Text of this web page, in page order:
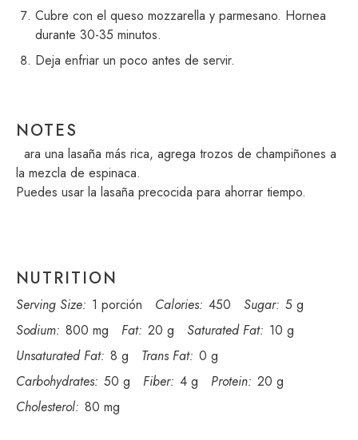
Cubre con el queso mozzarella y parmesano. Hornea
durante 30-35 minutos.
Deja enfriar un poco antes de servir.
NOTES
Para una lasaña más rica, agrega trozos de champiñones a
la mezcla de espinaca.
Puedes usar la lasaña precocida para ahorrar tiempo.
NUTRITION
Serving Size: 1 porción Calories: 450 Sugar: 5 g
Sodium: 800 mg Fat: 20 g Saturated Fat: 10 g
Unsaturated Fat: 8 g Trans Fat: 0 g
Carbohydrates: 50 g Fiber: 4 g Protein: 20 g
Cholesterol: 80 mg